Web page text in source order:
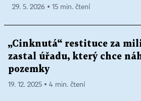
29. 5. 2026 ▪ 15 min. čtení
„Cinknutá“ restituce za
zastal úřadu, který chce
pozemky
19. 12. 2025 ▪ 4 min. čtení